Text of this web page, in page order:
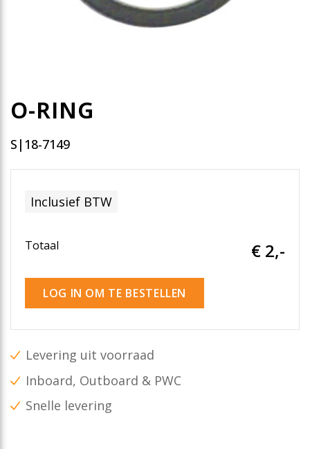
O-RING
S|18-7149
Inclusief BTW
Totaal € 2,-
LOG IN OM TE BESTELLEN
Levering uit voorraad
Inboard, Outboard & PWC
Snelle levering